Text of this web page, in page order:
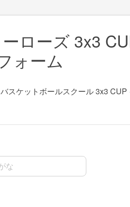
ローズ 3x3
ォーム
スケットボールスクール 3x3 CUP